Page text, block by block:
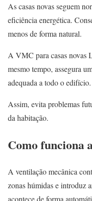
As casas novas seguem
eficiência energética.
menos de forma natural.
A VMC para casas novas
mesmo tempo, assegura
adequada a todo o edifício.
Assim, evita problemas
da habitação.
Como funciona
A ventilação mecânica
zonas húmidas e introduz
acontece de forma